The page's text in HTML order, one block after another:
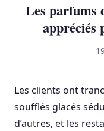
Les parfums
appréciés
Les clients ont
soufflés glacés
d’autres, et les